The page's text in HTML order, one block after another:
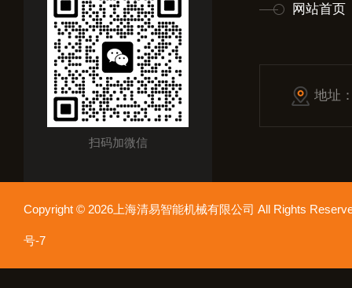
扫码加微信
网站首页
地址
Copyright © 2026上海清易智能机械有限公司 All Rights
号-7